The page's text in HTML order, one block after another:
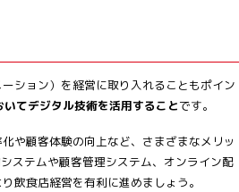
ション）を経営に取り入れることもポイン
てデジタル技術を活用することです。
や顧客体験の向上など、さまざまなメリッ
ステムや顧客管理システム、オンライン配
飲食店経営を有利に進めましょう。